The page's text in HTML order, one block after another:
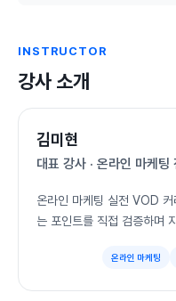
INSTRUCTOR
강사 소개
김미현
대표 강사 · 온라인 마케팅
온라인 마케팅 실전 VOD 커
는 포인트를 직접 검증하며
온라인 마케팅